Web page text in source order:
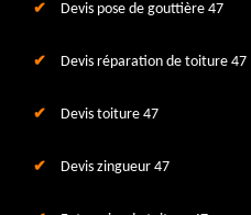
Devis pose de gouttière 47
Devis réparation de toiture 47
Devis toiture 47
Devis zingueur 47